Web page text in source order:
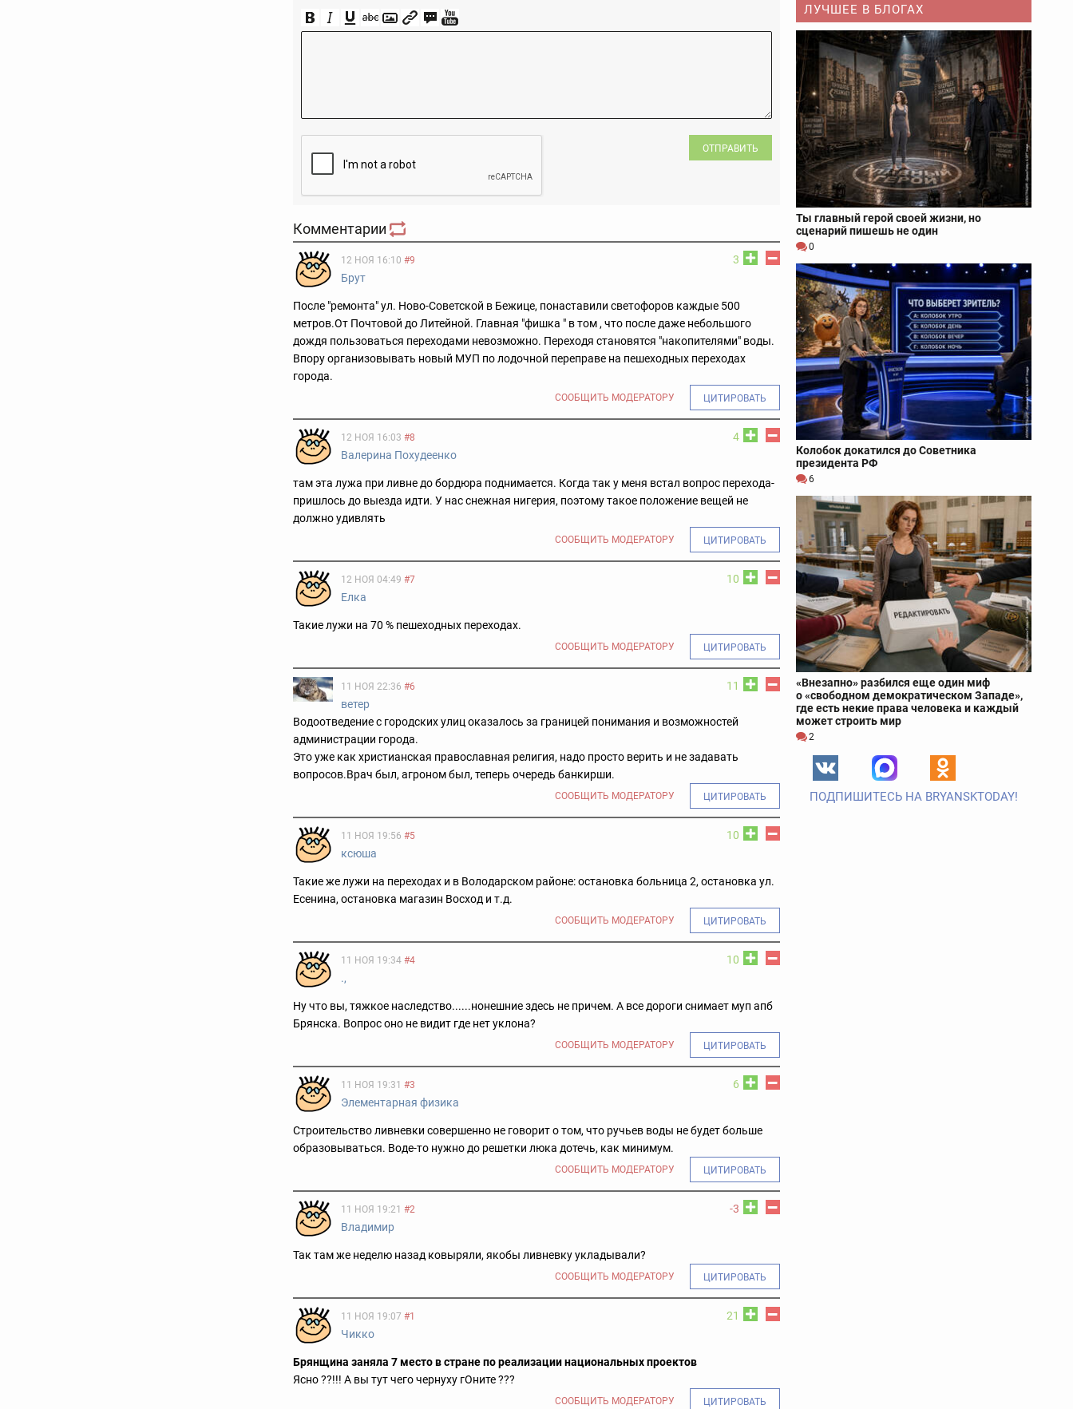
ОТПРАВИТЬ
Комментарии
3
12 НОЯ 16:10 #9
Брут
После "ремонта" ул. Ново-Советской в Бежице, понаставили светофоров каждые 500
метров.От Почтовой до Литейной. Главная "фишка " в том , что после даже небольшого
дождя пользоваться переходами невозможно. Переходя становятся "накопителями" воды.
Впору организовывать новый МУП по лодочной переправе на пешеходных переходах
города.
СООБЩИТЬ МОДЕРАТОРУ ЦИТИРОВАТЬ
4
12 НОЯ 16:03 #8
Валерина Похудеенко
там эта лужа при ливне до бордюра поднимается. Когда так у меня встал вопрос перехода-
пришлось до выезда идти. У нас снежная нигерия, поэтому такое положение вещей не
должно удивлять
СООБЩИТЬ МОДЕРАТОРУ ЦИТИРОВАТЬ
10
12 НОЯ 04:49 #7
Елка
Такие лужи на 70 % пешеходных переходах.
СООБЩИТЬ МОДЕРАТОРУ ЦИТИРОВАТЬ
11
11 НОЯ 22:36 #6
ветер
Водоотведение с городских улиц оказалось за границей понимания и возможностей
администрации города.
Это уже как христианская православная религия, надо просто верить и не задавать
вопросов.Врач был, агроном был, теперь очередь банкирши.
СООБЩИТЬ МОДЕРАТОРУ ЦИТИРОВАТЬ
10
11 НОЯ 19:56 #5
ксюша
Такие же лужи на переходах и в Володарском районе: остановка больница 2, остановка ул.
Есенина, остановка магазин Восход и т.д.
СООБЩИТЬ МОДЕРАТОРУ ЦИТИРОВАТЬ
10
11 НОЯ 19:34 #4
.,
Ну что вы, тяжкое наследство......нонешние здесь не причем. А все дороги снимает муп апб
Брянска. Вопрос оно не видит где нет уклона?
СООБЩИТЬ МОДЕРАТОРУ ЦИТИРОВАТЬ
6
11 НОЯ 19:31 #3
Элементарная физика
Строительство ливневки совершенно не говорит о том, что ручьев воды не будет больше
образовываться. Воде-то нужно до решетки люка дотечь, как минимум.
СООБЩИТЬ МОДЕРАТОРУ ЦИТИРОВАТЬ
-3
11 НОЯ 19:21 #2
Владимир
Так там же неделю назад ковыряли, якобы ливневку укладывали?
СООБЩИТЬ МОДЕРАТОРУ ЦИТИРОВАТЬ
21
11 НОЯ 19:07 #1
Чикко
Брянщина заняла 7 место в стране по реализации национальных проектов
Ясно ??!!! А вы тут чего чернуху гОните ???
СООБЩИТЬ МОДЕРАТОРУ ЦИТИРОВАТЬ
ЛУЧШЕЕ В БЛОГАХ
Ты главный герой своей жизни, но
сценарий пишешь не один
0
Колобок докатился до Советника
президента РФ
6
«Внезапно» разбился еще один миф
о «свободном демократическом Западе»,
где есть некие права человека и каждый
может строить мир
2
ПОДПИШИТЕСЬ НА BRYANSKTODAY!